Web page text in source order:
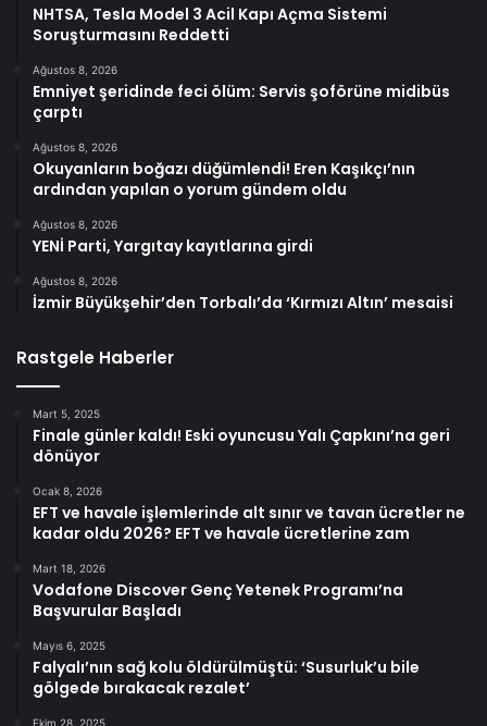
NHTSA, Tesla Model 3 Acil Kapı Açma Sistemi
Soruşturmasını Reddetti
Ağustos 8, 2026
Emniyet şeridinde feci ölüm: Servis şoförüne midibüs
çarptı
Ağustos 8, 2026
Okuyanların boğazı düğümlendi! Eren Kaşıkçı’nın
ardından yapılan o yorum gündem oldu
Ağustos 8, 2026
YENİ Parti, Yargıtay kayıtlarına girdi
Ağustos 8, 2026
İzmir Büyükşehir’den Torbalı’da ‘Kırmızı Altın’ mesaisi
Rastgele Haberler
Mart 5, 2025
Finale günler kaldı! Eski oyuncusu Yalı Çapkını’na geri
dönüyor
Ocak 8, 2026
EFT ve havale işlemlerinde alt sınır ve tavan ücretler ne
kadar oldu 2026? EFT ve havale ücretlerine zam
Mart 18, 2026
Vodafone Discover Genç Yetenek Programı’na
Başvurular Başladı
Mayıs 6, 2025
Falyalı’nın sağ kolu öldürülmüştü: ‘Susurluk’u bile
gölgede bırakacak rezalet’
Ekim 28, 2025